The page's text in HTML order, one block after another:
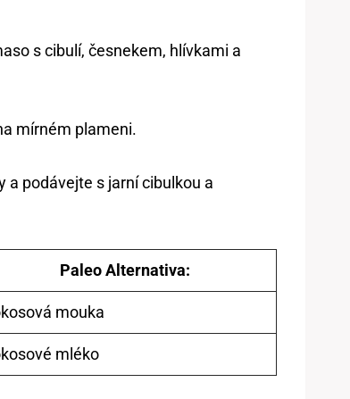
s cibulí, česnekem, hlívkami a
mírném plameni.
podávejte s jarní cibulkou a
Paleo Alternativa:
mouka
mléko